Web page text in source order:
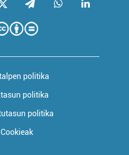
politika
politika
politika
Cookieak